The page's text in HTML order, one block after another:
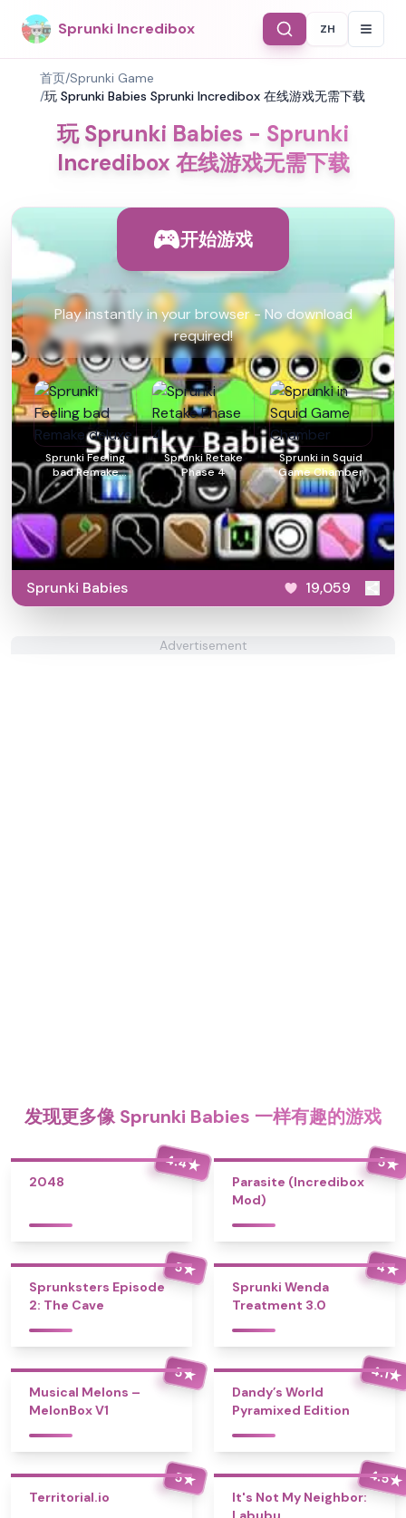
Sprunki Incredibox Select
ZH
首页/Sprunki Game
/玩 Sprunki Babies Sprunki Incredibox 在线游戏无需下载
玩 Sprunki Babies - Sprunki
Incredibox 在线游戏无需下载
开始游戏
Play instantly in your browser - No download
required!
Sprunki Feeling
bad Remake
deluxe
Sprunki Retake
Phase 4
Sprunki in Squid
Game Chamber
Sprunki Babies 19,059
Advertisement
发现更多像 Sprunki Babies 一样有趣的游戏
4.4★
2048
5★
Parasite (Incredibox
Mod)
5★
Sprunksters Episode
2: The Cave
4★
Sprunki Wenda
Treatment 3.0
5★
Musical Melons –
MelonBox V1
4.1★
Dandy’s World
Pyramixed Edition
5★
Territorial.io
4.5★
It's Not My Neighbor: